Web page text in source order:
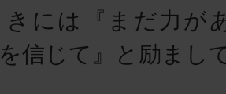
きには『まだ力が
を信じて』と励まし